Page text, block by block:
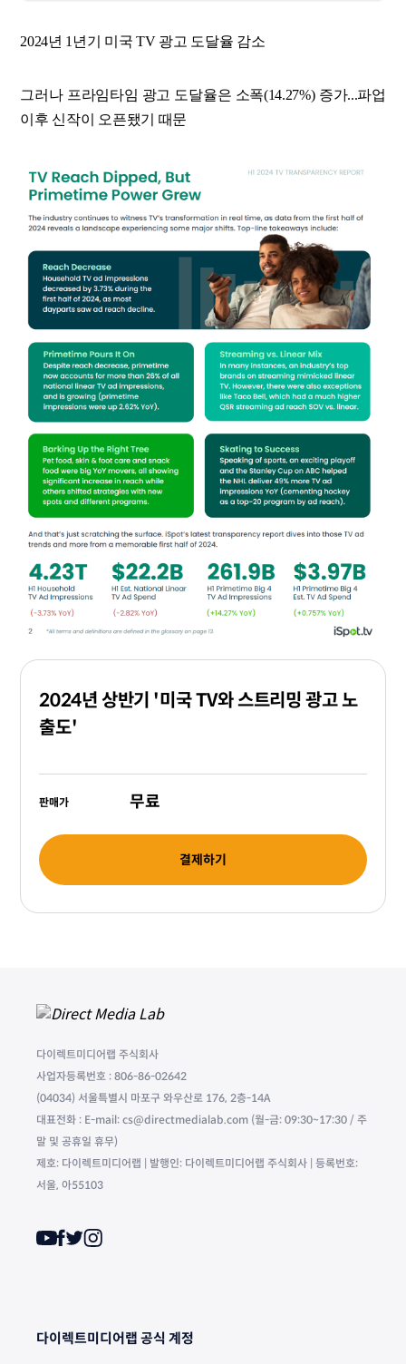
2024년 1년기 미국 TV 광고 도달율 감소
그러나 프라임타임 광고 도달율은 소폭(14.27%) 증가...파업
이후 신작이 오픈됐기 때문
2024년 상반기 '미국 TV와 스트리밍 광고 노
출도'
판매가 무료
결제하기
다이렉트미디어랩 주식회사
사업자등록번호 : 806-86-02642
(04034) 서울특별시 마포구 와우산로 176, 2층-14A
대표전화 : E-mail: cs@directmedialab.com (월-금: 09:30~17:30 / 주
말 및 공휴일 휴무)
제호: 다이렉트미디어랩 | 발행인: 다이렉트미디어랩 주식회사 | 등록번호:
서울, 아55103
다이렉트미디어랩 공식 계정